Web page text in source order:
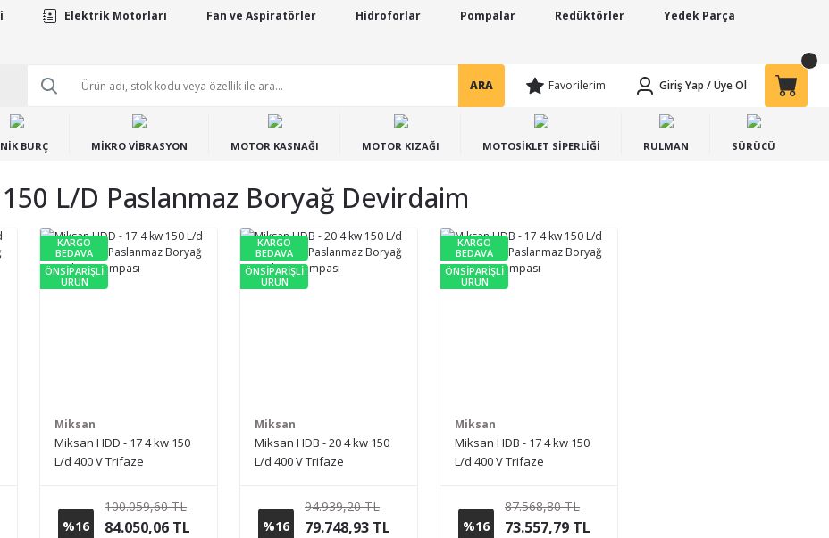
Elektrik Motorları Fan ve Aspiratörler Hidroforlar Pompalar Redüktörler Yedek Parça
ARA Favorilerim Giriş Yap /Üye Ol
BURÇ MİKRO VİBRASYON MOTOR KASNAĞI MOTOR KIZAĞI MOTOSİKLET SİPERLİĞİ RULMAN SÜRÜCÜ
L/d Paslanmaz Boryağ Devirdaim
KARGO
BEDAVA
ÖNSİPARİŞLİ
ÜRÜN
Miksan
Miksan HDD - 17 4 kw 150
L/d 400 V Trifaze
Devirdaim Pompası
%16
100.059,60 TL
84.050,06 TL
KARGO
BEDAVA
ÖNSİPARİŞLİ
ÜRÜN
Miksan
Miksan HDB - 20 4 kw 150
L/d 400 V Trifaze
Devirdaim Pompası
%16
94.939,20 TL
79.748,93 TL
KARGO
BEDAVA
ÖNSİPARİŞLİ
ÜRÜN
Miksan
Miksan HDB - 17 4 kw 150
L/d 400 V Trifaze
Devirdaim Pompası
%16
87.568,80 TL
73.557,79 TL